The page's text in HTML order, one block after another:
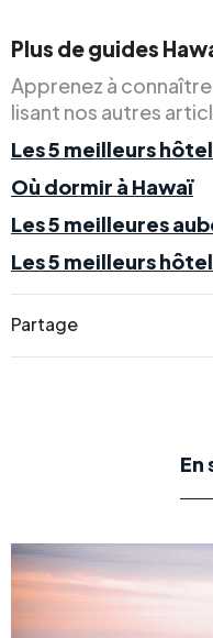
Plus de guides
Apprenez à
lisant nos autres
Les 5 meilleurs
Où dormir à Hawaï
Les 5 meilleures
Les 5 meilleurs
Partage
En